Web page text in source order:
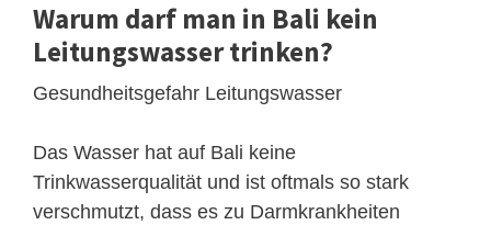
Warum darf man in Bali kein
Leitungswasser trinken?
Gesundheitsgefahr Leitungswasser
Das Wasser hat auf Bali keine
Trinkwasserqualität und ist oftmals so stark
verschmutzt, dass es zu Darmkrankheiten